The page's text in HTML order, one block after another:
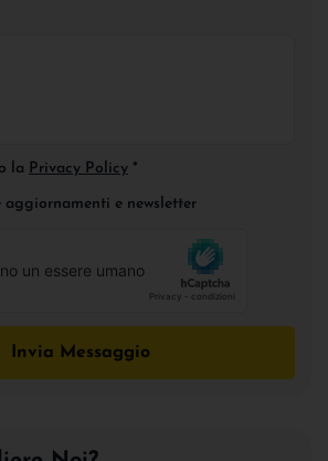
la Privacy Policy *
aggiornamenti e newsletter
Invia Messaggio